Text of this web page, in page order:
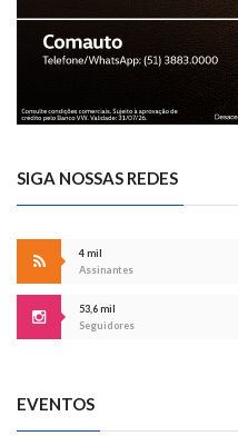
SIGA NOSSAS REDES
4 mil
Assinantes
53,6 mil
Seguidores
EVENTOS